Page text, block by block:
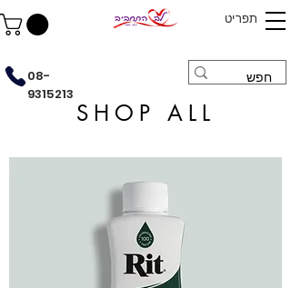
תפריט
08-
9315213
SHOP ALL